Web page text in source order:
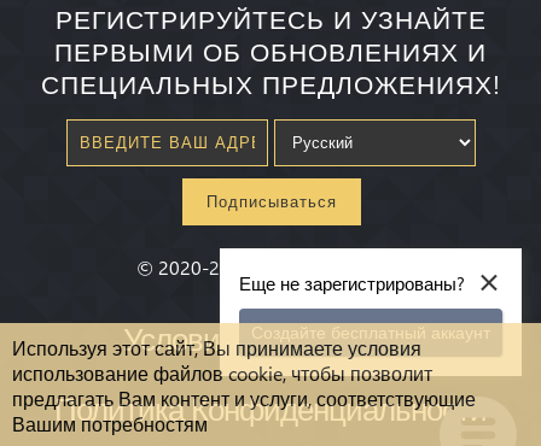
Используя этот сайт, Вы принимаете условия
использование файлов cookie, чтобы позволит
предлагать Вам контент и услуги, соответствующие
Вашим потребностям
РЕГИСТРИРУЙТЕСЬ И УЗНАЙТЕ
ПЕРВЫМИ ОБ ОБНОВЛЕНИЯХ И
СПЕЦИАЛЬНЫХ ПРЕДЛОЖЕНИЯХ!
Подписываться
© 2020-2026
Условия и Положения
Политика Конфиденциальности
×
Еще не зарегистрированы?
Создайте бесплатный аккаунт